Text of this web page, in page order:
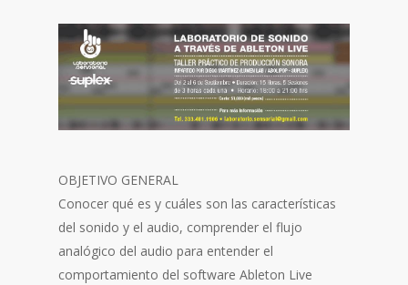
OBJETIVO GENERAL
Conocer qué es y cuáles son las características
del sonido y el audio, comprender el flujo
analógico del audio para entender el
comportamiento del software Ableton Live